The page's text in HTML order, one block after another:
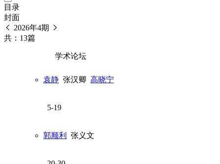
目录
封面
2026年4期
共：13篇
学术论坛
袁静 张汉卿 高晓宁
5-19
郭顺利 张义文